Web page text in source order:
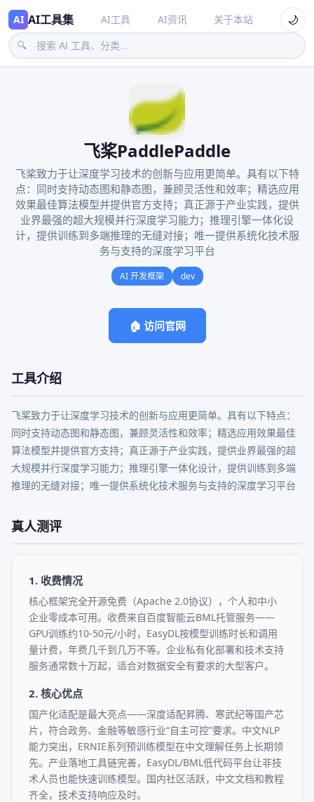
AI AI工具集
🔍
AI工具 AI资讯 关于本站 🌙
飞桨PaddlePaddle
飞桨致力于让深度学习技术的创新与应用更简单。具有以下特
点：同时支持动态图和静态图，兼顾灵活性和效率；精选应用
效果最佳算法模型并提供官方支持；真正源于产业实践，提供
业界最强的超大规模并行深度学习能力；推理引擎一体化设
计，提供训练到多端推理的无缝对接；唯一提供系统化技术服
务与支持的深度学习平台
AI 开发框架 dev
🏠 访问官网
工具介绍
飞桨致力于让深度学习技术的创新与应用更简单。具有以下特点：
同时支持动态图和静态图，兼顾灵活性和效率；精选应用效果最佳
算法模型并提供官方支持；真正源于产业实践，提供业界最强的超
大规模并行深度学习能力；推理引擎一体化设计，提供训练到多端
推理的无缝对接；唯一提供系统化技术服务与支持的深度学习平台
真人测评
1. 收费情况
核心框架完全开源免费（Apache 2.0协议），个人和中小
企业零成本可用。收费来自百度智能云BML托管服务——
GPU训练约10-50元/小时，EasyDL按模型训练时长和调用
量计费，年费几千到几万不等。企业私有化部署和技术支持
服务通常数十万起，适合对数据安全有要求的大型客户。
2. 核心优点
国产化适配是最大亮点——深度适配昇腾、寒武纪等国产芯
片，符合政务、金融等敏感行业“自主可控”要求。中文NLP
能力突出，ERNIE系列预训练模型在中文理解任务上长期领
先。产业落地工具链完善，EasyDL/BML低代码平台让非技
术人员也能快速训练模型。国内社区活跃，中文文档和教程
齐全，技术支持响应及时。